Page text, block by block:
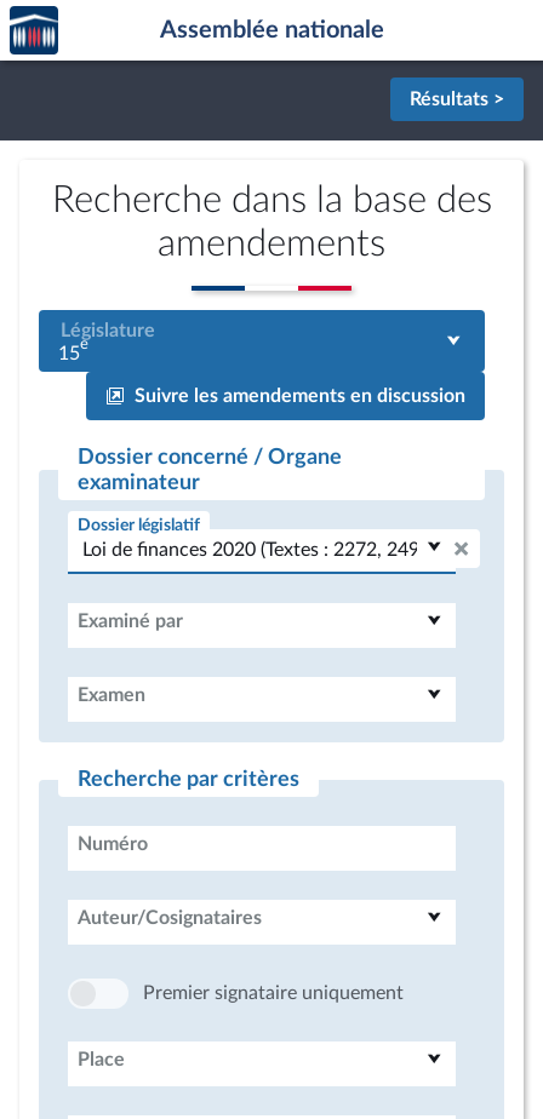
Aller au contenu
Aller en bas de la page
Accèder
à la
page
Assemblée nationale
Résultats >
Recherche dans la base des
amendements
Législature
15e
Suivre les amendements en discussion
Dossier concerné / Organe
examinateur
Dossier législatif
Examiné par
Examen
Recherche par critères
Numéro
Auteur/Cosignataires
Premier signataire uniquement
Place